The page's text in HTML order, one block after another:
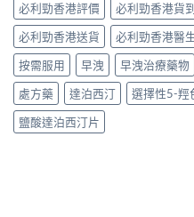
必利勁香港評價
必利勁香港貨
必利勁香港送貨
必利勁香港醫
按需服用
早洩 早洩治療藥物
處方藥
達泊西汀 選擇性5-羥
鹽酸達泊西汀片